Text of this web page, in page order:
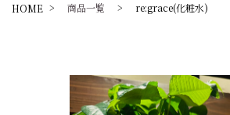
HOME > 商品一覧 > re:grace(化粧水)